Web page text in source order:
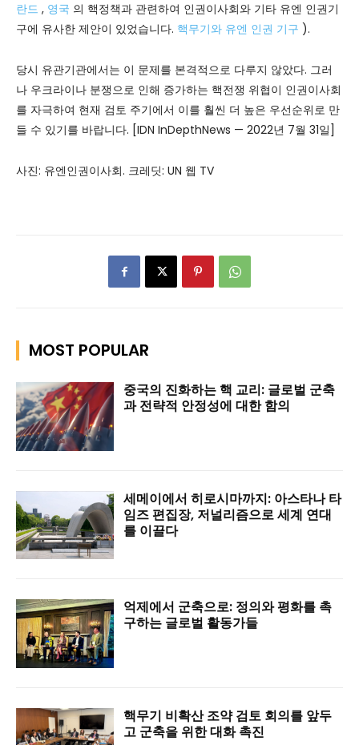
란드 , 영국 의 핵정책과 관련하여 인권이사회와 기타 유엔 인권기
구에 유사한 제안이 있었습니다. 핵무기와 유엔 인권 기구 ).
당시 유관기관에서는 이 문제를 본격적으로 다루지 않았다. 그러
나 우크라이나 분쟁으로 인해 증가하는 핵전쟁 위협이 인권이사회
를 자극하여 현재 검토 주기에서 이를 훨씬 더 높은 우선순위로 만
들 수 있기를 바랍니다. [IDN InDepthNews — 2022년 7월 31일]
사진: 유엔인권이사회. 크레딧: UN 웹 TV
MOST POPULAR
중국의 진화하는 핵 교리: 글로벌 군축
과 전략적 안정성에 대한 함의
세메이에서 히로시마까지: 아스타나 타
임즈 편집장, 저널리즘으로 세계 연대
를 이끌다
억제에서 군축으로: 정의와 평화를 촉
구하는 글로벌 활동가들
핵무기 비확산 조약 검토 회의를 앞두
고 군축을 위한 대화 촉진